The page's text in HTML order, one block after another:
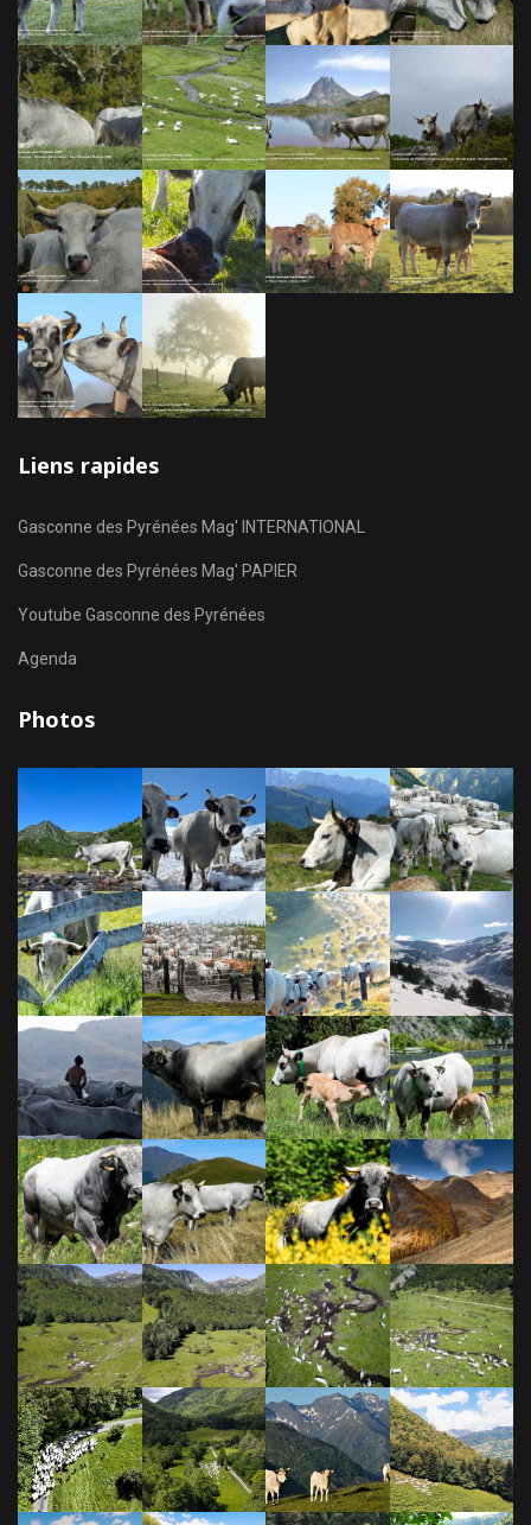
Liens rapides
Gasconne des Pyrénées Mag' INTERNATIONAL
Gasconne des Pyrénées Mag' PAPIER
Youtube Gasconne des Pyrénées
Agenda
Photos